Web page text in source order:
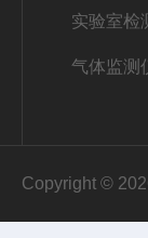
实验室检
气体监测
Copyright ©